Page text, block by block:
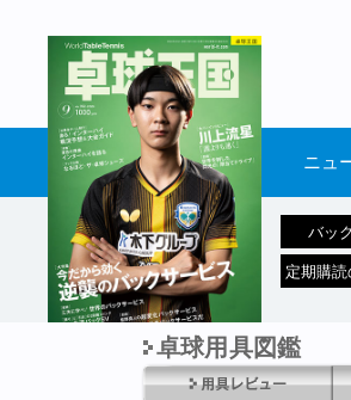
ニュ
1970年1月01日 発売
バッ
定期購
卓球用具図鑑